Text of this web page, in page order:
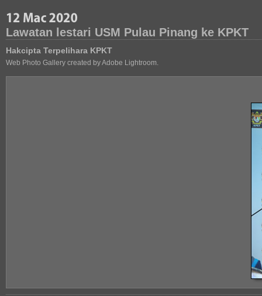
Lawatan lestari USM Pulau Pinang ke KPKT
Hakcipta Terpelihara KPKT
Web Photo Gallery created by Adobe Lightroom.